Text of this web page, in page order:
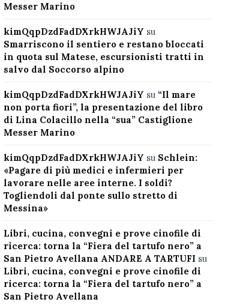
Messer Marino
kimQqpDzdFadDXrkHWJAJiY su
Smarriscono il sentiero e restano bloccati
in quota sul Matese, escursionisti tratti in
salvo dal Soccorso alpino
kimQqpDzdFadDXrkHWJAJiY su “Il mare
non porta fiori”, la presentazione del libro
di Lina Colacillo nella “sua” Castiglione
Messer Marino
kimQqpDzdFadDXrkHWJAJiY su Schlein:
«Pagare di più medici e infermieri per
lavorare nelle aree interne. I soldi?
Togliendoli dal ponte sullo stretto di
Messina»
Libri, cucina, convegni e prove cinofile di
ricerca: torna la “Fiera del tartufo nero” a
San Pietro Avellana ANDARE A TARTUFI su
Libri, cucina, convegni e prove cinofile di
ricerca: torna la “Fiera del tartufo nero” a
San Pietro Avellana